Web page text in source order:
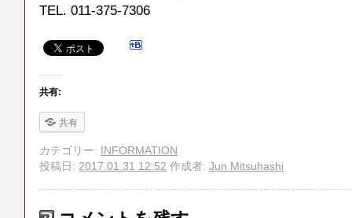
TEL. 011-375-7306
共有:
共有
カテゴリー: INFORMATION
投稿日: 2017.01.31 12:52 作成者: Jun Mitsuhashi